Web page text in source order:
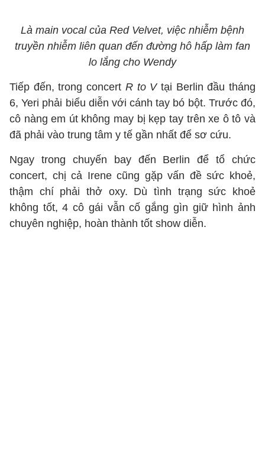
Là main vocal của Red Velvet, việc nhiễm bệnh
truyền nhiễm liên quan đến đường hô hấp làm fan
lo lắng cho Wendy
Tiếp đến, trong concert R to Vtại Berlin đầu tháng
6, Yeri phải biểu diễn với cánh tay bó bột. Trước đó,
cô nàng em út không may bị kẹp tay trên xe ô tô và
đã phải vào trung tâm y tế gần nhất để sơ cứu.
Ngay trong chuyến bay đến Berlin để tổ chức
concert, chị cả Irene cũng gặp vấn đề sức khoẻ,
thậm chí phải thở oxy. Dù tình trạng sức khoẻ
không tốt, 4 cô gái vẫn cố gắng gìn giữ hình ảnh
chuyên nghiệp, hoàn thành tốt show diễn.